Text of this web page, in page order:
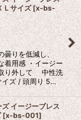
サイズ[x-bs-
の曇りを低減し、
着用感 ・イージー
り外して 中性洗
イズ / 頭周り 5…
イージーブレス
[x-bs-001]